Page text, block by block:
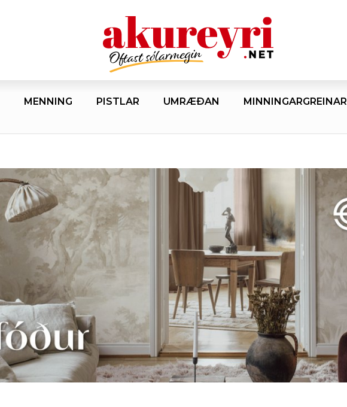
MENNING PISTLAR UMRÆÐAN MINNINGARGREINAR